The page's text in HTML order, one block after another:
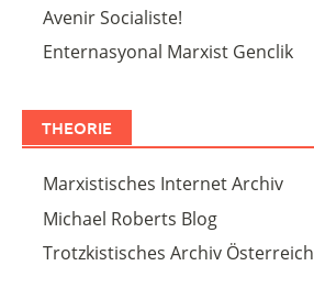
Avenir Socialiste!
Enternasyonal Marxist Genclik
THEORIE
Marxistisches Internet Archiv
Michael Roberts Blog
Trotzkistisches Archiv Österreich